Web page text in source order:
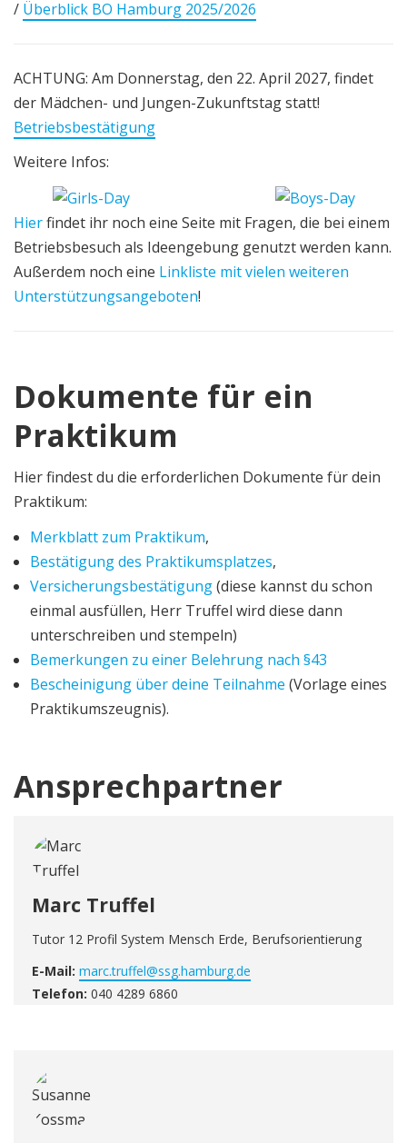
/ Überblick BO Hamburg 2025/2026
ACHTUNG: Am Donnerstag, den 22. April 2027, findet
der Mädchen- und Jungen-Zukunftstag statt!
Betriebsbestätigung
Weitere Infos:
Hierfindet ihr noch eine Seite mit Fragen, die bei einem
Betriebsbesuch als Ideengebung genutzt werden kann.
Außerdem noch eine Linkliste mit vielen weiteren
Unterstützungsangeboten!
Dokumente für ein
Praktikum
Hier findest du die erforderlichen Dokumente für dein
Praktikum:
Merkblatt zum Praktikum,
Bestätigung des Praktikumsplatzes,
Versicherungsbestätigung(diese kannst du schon
einmal ausfüllen, Herr Truffel wird diese dann
unterschreiben und stempeln)
Bemerkungen zu einer Belehrung nach §43
Bescheinigung über deine Teilnahme (Vorlage eines
Praktikumszeugnis).
Ansprechpartner
Marc Truffel
Tutor 12 Profil System Mensch Erde, Berufsorientierung
E-Mail: marc.truffel@ssg.hamburg.de
Telefon: 040 4289 6860